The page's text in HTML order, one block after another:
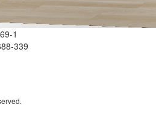
1
339